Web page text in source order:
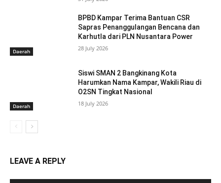
Daerah
BPBD Kampar Terima Bantuan CSR
Sapras Penanggulangan Bencana dan
Karhutla dari PLN Nusantara Power
28 July 2026
Daerah
Siswi SMAN 2 Bangkinang Kota
Harumkan Nama Kampar, Wakili Riau di
O2SN Tingkat Nasional
18 July 2026
LEAVE A REPLY